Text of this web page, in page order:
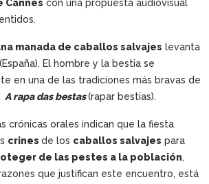
Cannes con una propuesta audiovisual
manada de caballos salvajes levanta
El hombre y la bestia se
en una de las tradiciones más bravas de
A rapa das bestas(rapar bestias).
crónicas orales indican que la fiesta
crines de los caballos salvajes para
de las pestes a la población,
que justifican este encuentro, está